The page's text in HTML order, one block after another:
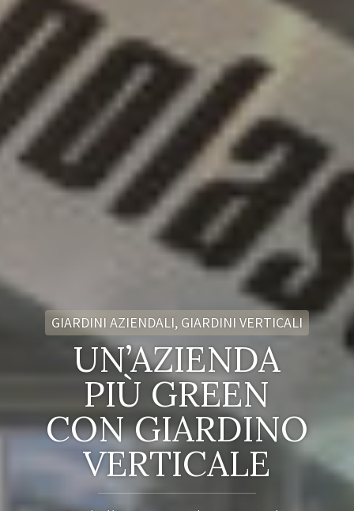
GIARDINI AZIENDALI, GIARDINI VERTICALI
UN’AZIENDA
PIÙ GREEN
CON GIARDINO
VERTICALE